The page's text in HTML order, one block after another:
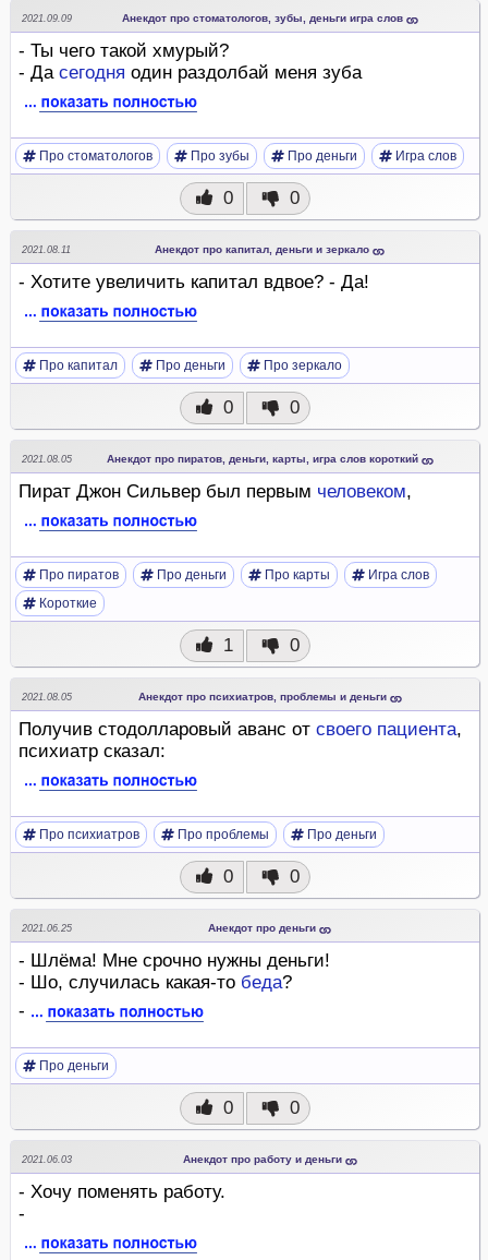
2021.09.09 Анекдот про стоматологов, зубы, деньги игра слов
- Ты чего такой хмурый?
- Да сегодня один раздолбай меня зуба
Про стоматологов Про зубы Про деньги Игра слов
0 0
2021.08.11 Анекдот про капитал, деньги и зеркало
- Хотите увеличить капитал вдвое? - Да!
Про капитал Про деньги Про зеркало
0 0
2021.08.05 Анекдот про пиратов, деньги, карты, игра слов короткий
Пират Джон Сильвер был первым человеком,
Про пиратов Про деньги Про карты
Игра слов
Короткие
1 0
2021.08.05 Анекдот про психиатров, проблемы и деньги
Получив стодолларовый аванс от своего пациента,
психиатр сказал:
Про психиатров Про проблемы Про деньги
0 0
2021.06.25 Анекдот про деньги
- Шлёма! Мне срочно нужны деньги!
- Шо, случилась какая-то беда?
-
Про деньги
0 0
2021.06.03 Анекдот про работу и деньги
- Хочу поменять работу.
-